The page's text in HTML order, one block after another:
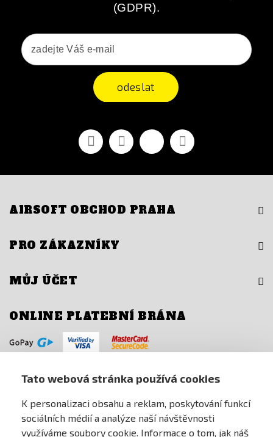
Tato webová stránka používá cookies
K personalizaci obsahu a reklam, poskytování funkcí
sociálních médií a analýze naší návštěvnosti
využíváme soubory cookie. Informace o tom, jak náš
(GDPR).
odeslat
FacebookYouTubeVimeo Instagram
AIRSOFT OBCHOD PRAHA
PRO ZÁKAZNÍKY
MŮJ ÚČET
ONLINE PLATEBNÍ BRÁNA